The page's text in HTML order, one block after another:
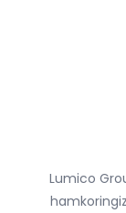
Lumico